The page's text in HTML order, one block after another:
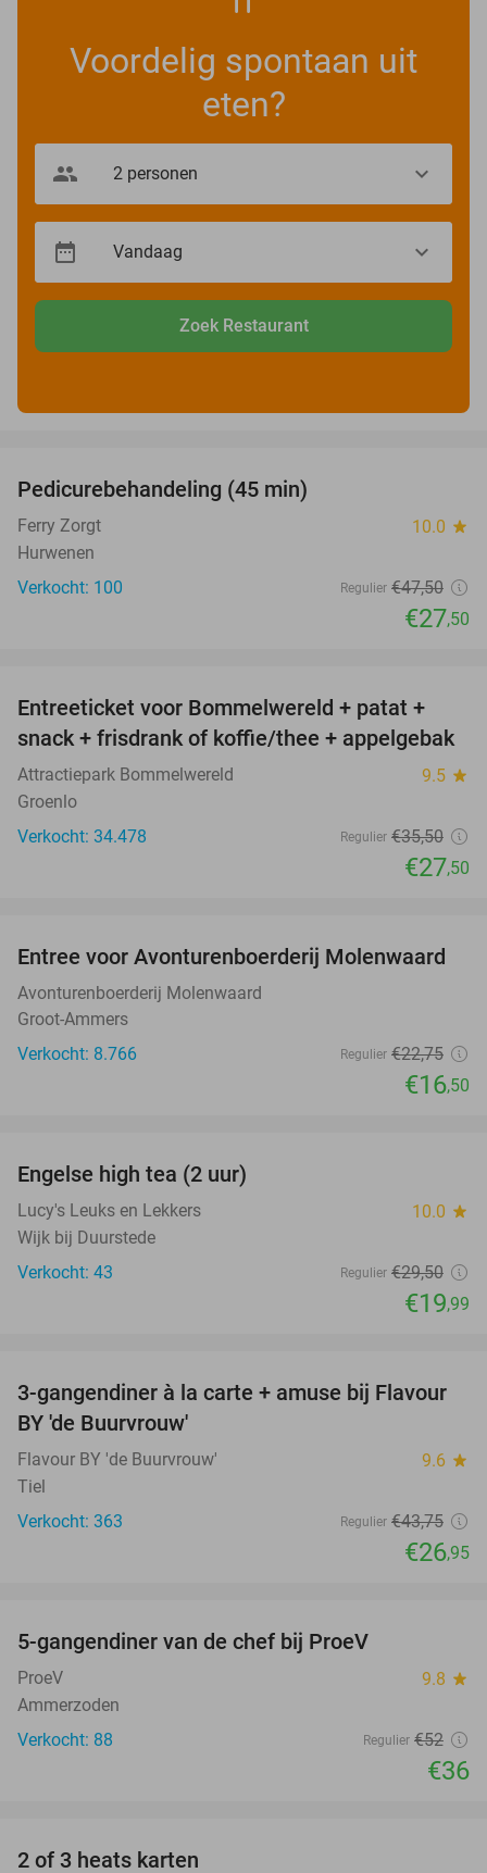
Voordelig spontaan uit
eten?
Zoek Restaurant
OUT
Pedicurebehandeling (45 min)
Ferry Zorgt 10.0 star
Hurwenen
Verkocht: 100
Regulier €47,50
€27,50
23%
Entreeticket voor Bommelwereld + patat +
snack + frisdrank of koffie/thee + appelgebak
Attractiepark Bommelwereld 9.5 star
Groenlo
Verkocht: 34.478
Regulier €35,50
€27,50
27%
Entree voor Avonturenboerderij Molenwaard
Avonturenboerderij Molenwaard
Groot-Ammers
Verkocht: 8.766
Regulier €22,75
€16,50
Engelse high tea (2 uur)
Lucy's Leuks en Lekkers 10.0 star
Wijk bij Duurstede
Verkocht: 43
Regulier €29,50
€19,99
38%
3-gangendiner à la carte + amuse bij Flavour
BY 'de Buurvrouw'
Flavour BY 'de Buurvrouw' 9.6 star
Tiel
Verkocht: 363
Regulier €43,75
€26,95
5-gangendiner van de chef bij ProeV
ProeV 9.8 star
Ammerzoden
Verkocht: 88
Regulier €52
€36
2 of 3 heats karten